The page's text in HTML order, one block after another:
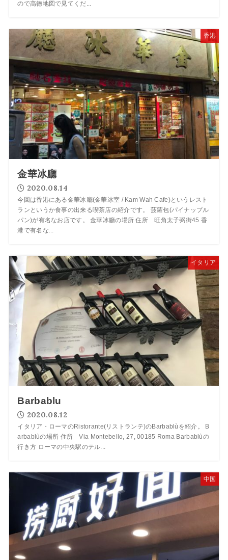
ので高徳地図で見てくだ...
香港
金華冰廳
2020.08.14
今回は香港にある金華冰廳(金華冰室 / Kam Wah Cafe)というレスト
ランというか食事の出来る喫茶店の紹介です。 菠蘿包(パイナップル
パン)が有名なお店です。 金華冰廳の場所 住所 旺角太子弼街45 香
港で有名な...
イタリア
Barbablu
2020.08.12
イタリア・ローマのRistorante(リストランテ)のBarbablùを紹介。 B
arbablùの場所 住所 Via Montebello, 27, 00185 Roma Barbablùの
行き方 ローマの中央駅のテル...
中国